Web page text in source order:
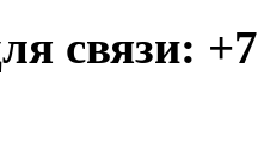
связи: